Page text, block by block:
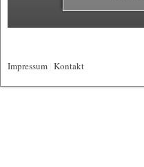
Impressum Kontakt